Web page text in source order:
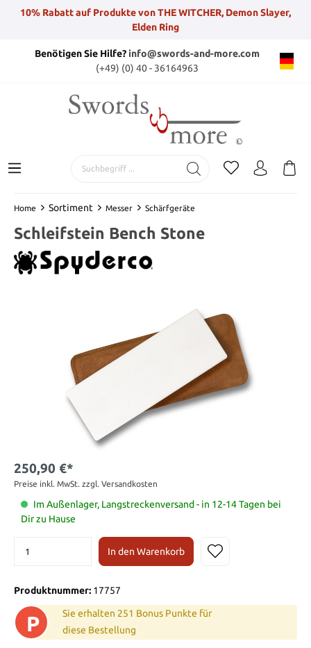
10% Rabatt auf Produkte von THE WITCHER, Demon Slayer,
Elden Ring
Benötigen Sie Hilfe?info@swords-and-more.com
(+49) (0) 40 - 36164963
Home Sortiment Messer Schärfgeräte
Schleifstein Bench Stone
250,90 €*
Preise inkl. MwSt. zzgl. Versandkosten
Im Außenlager, Langstreckenversand - in 12-14 Tagen bei
Dir zu Hause
In den Warenkorb
Produktnummer: 17757
P
Sie erhalten 251 Bonus Punkte für
diese Bestellung